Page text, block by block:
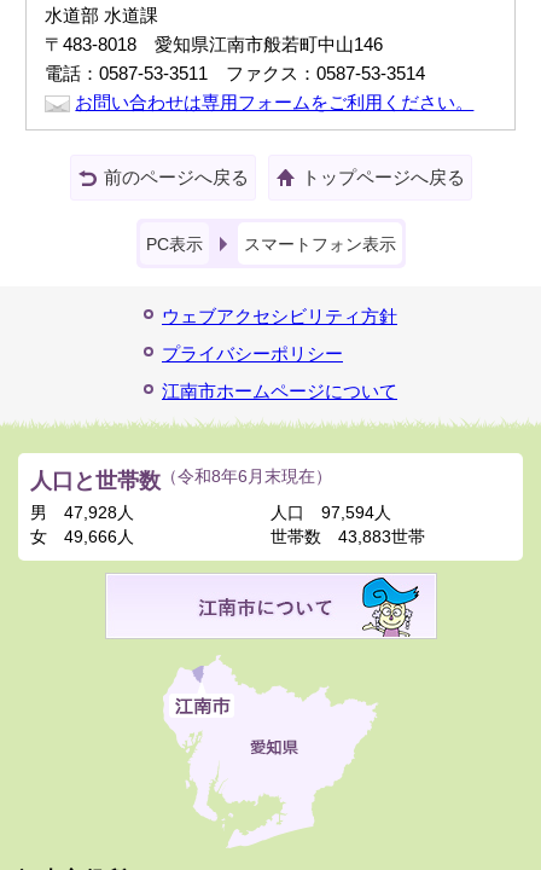
水道部 水道課
〒483-8018 愛知県江南市般若町中山146
電話：0587-53-3511 ファクス：0587-53-3514
お問い合わせは専用フォームをご利用ください。
前のページへ戻る トップページへ戻る
PC表示 スマートフォン表示
ウェブアクセシビリティ方針
プライバシーポリシー
江南市ホームページについて
人口と世帯数 （令和8年6月末現在）
男
47,928人
女
49,666人
人口
97,594人
世帯数
43,883世帯